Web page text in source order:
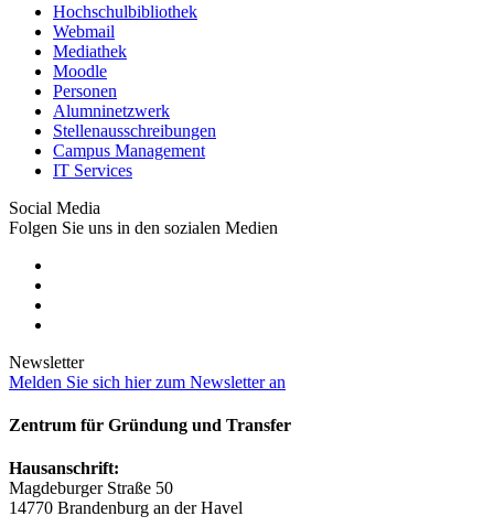
Hochschulbibliothek
Webmail
Mediathek
Moodle
Personen
Alumninetzwerk
Stellenausschreibungen
Campus Management
IT Services
Social Media
Folgen Sie uns in den sozialen Medien
Newsletter
Melden Sie sich hier zum Newsletter an
Zentrum für Gründung und Transfer
Hausanschrift:
Magdeburger Straße 50
14770 Brandenburg an der Havel